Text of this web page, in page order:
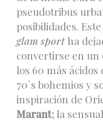
pseudotribus
posibilidades.
glam sport ha
convertirse en un
los 60 más ácidos
70`s bohemios y
inspiración de
Marant; la